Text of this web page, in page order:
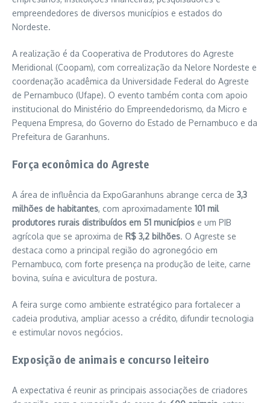
empreendedores de diversos municípios e estados do
Nordeste.
A realização é da Cooperativa de Produtores do Agreste
Meridional (Coopam), com correalização da Nelore Nordeste e
coordenação acadêmica da Universidade Federal do Agreste
de Pernambuco (Ufape). O evento também conta com apoio
institucional do Ministério do Empreendedorismo, da Micro e
Pequena Empresa, do Governo do Estado de Pernambuco e da
Prefeitura de Garanhuns.
Força econômica do Agreste
A área de influência da ExpoGaranhuns abrange cerca de 3,3
milhões de habitantes, com aproximadamente 101 mil
produtores rurais distribuídos em 51 municípios e um PIB
agrícola que se aproxima de R$ 3,2 bilhões. O Agreste se
destaca como a principal região do agronegócio em
Pernambuco, com forte presença na produção de leite, carne
bovina, suína e avicultura de postura.
A feira surge como ambiente estratégico para fortalecer a
cadeia produtiva, ampliar acesso a crédito, difundir tecnologia
e estimular novos negócios.
Exposição de animais e concurso leiteiro
A expectativa é reunir as principais associações de criadores